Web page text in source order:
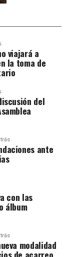
viajará a
la toma de
del
ante
con las
álbum
modalidad